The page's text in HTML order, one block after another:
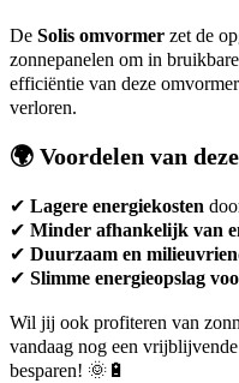
De Solis omvormer zet de
zonnepanelen om in
efficiëntie van deze
verloren.
🌍 Voordelen van
✔ Lagere energiekosten
✔ Minder afhankelijk van
✔ Duurzaam en
✔ Slimme energieopslag
Wil jij ook profiteren van
vandaag nog een
besparen! 🌞🔋